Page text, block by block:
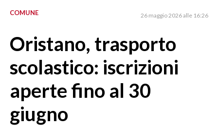
SULCIS IGLESIENTE
ORISTANO E PROVINCIA
GALLURA
NUORO E PROVINCIA
OGLIASTRA
AGENDA
COMUNE 26 maggio 2026 alle 16:26
Oristano, trasporto
scolastico: iscrizioni
aperte fino al 30
giugno